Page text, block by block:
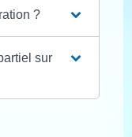
?
sur